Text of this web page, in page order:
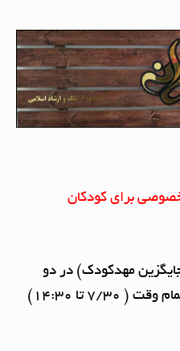
برای کودکان
مهدکودک) در دو
شیفت صبح و عصر به صورت تمام وقت ( 7/30 تا 14:30)